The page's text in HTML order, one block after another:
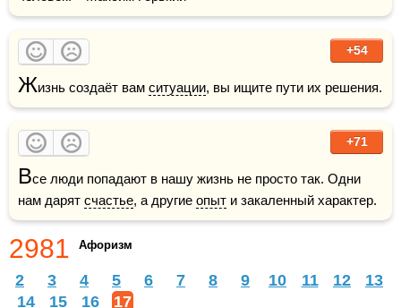
+54
Жизнь создаёт вам ситуации, вы ищите пути их решения.
+71
Все люди попадают в нашу жизнь не просто так. Одни
нам дарят счастье, а другие опыт и закаленный характер.
2981 Афоризм
2 3 4 5 6 7 8 9 10 11 12
13
14
15 16 17